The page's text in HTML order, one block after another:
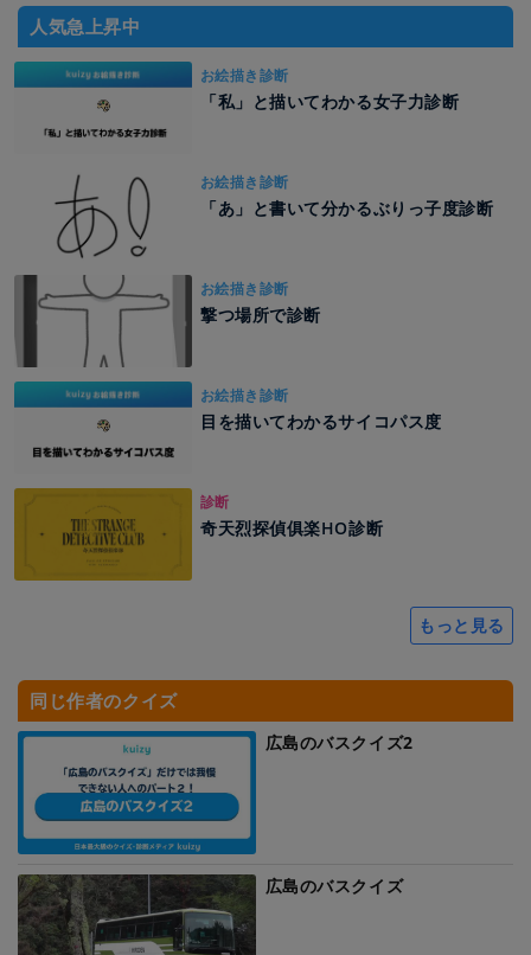
人気急上昇中
お絵描き診断
「私」と描いてわかる女子力診断
お絵描き診断
「あ」と書いて分かるぶりっ子度診断
お絵描き診断
撃つ場所で診断
お絵描き診断
目を描いてわかるサイコパス度
診断
奇天烈探偵俱楽HO診断
もっと見る
同じ作者のクイズ
広島のバスクイズ2
広島のバスクイズ